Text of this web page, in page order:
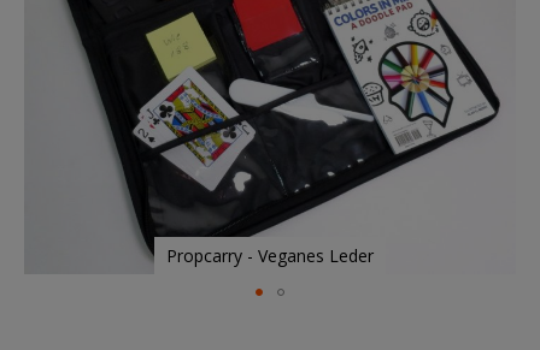
Propcarry - Veganes Leder